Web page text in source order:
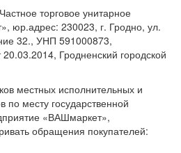
торговое унитарное
юр.адрес: 230023, г. Гродно, ул.
32., УНП 591000873,
Гродненский городской
местных исполнительных и
по месту государственной
«ВАШмаркет»,
обращения покупателей: